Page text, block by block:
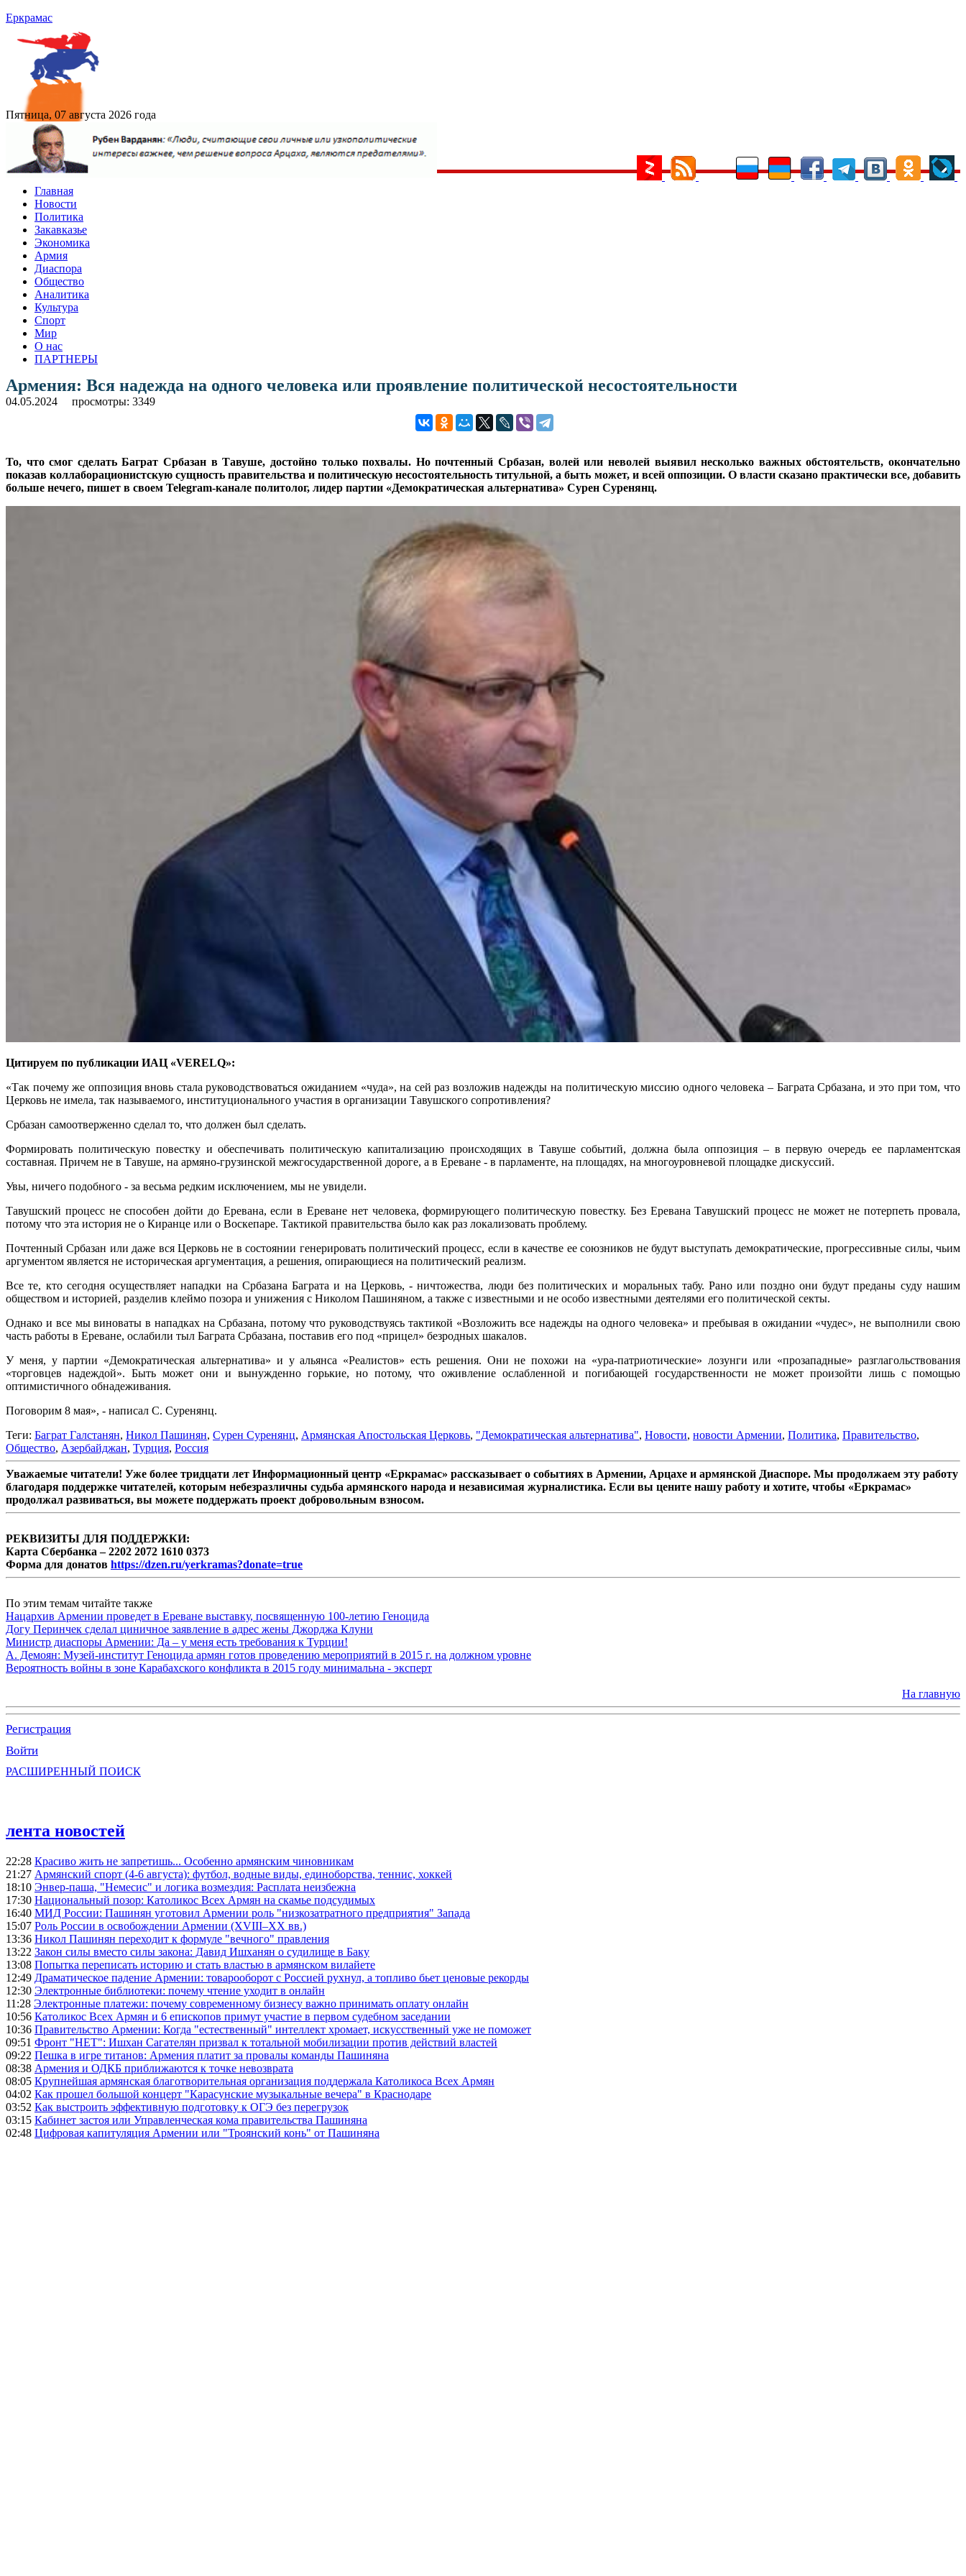
Еркрамас
Пятница, 07 августа 2026 года
Главная
Новости
Политика
Закавказье
Экономика
Армия
Диаспора
Общество
Аналитика
Культура
Спорт
Мир
О нас
ПАРТНЕРЫ
Армения: Вся надежда на одного человека или проявление политической несостоятельности
04.05.2024 просмотры: 3349
То, что смог сделать Баграт Србазан в Тавуше, достойно только похвалы. Но почтенный Србазан, волей или неволей выявил несколько важных обстоятельств, окончательно
показав коллаборационистскую сущность правительства и политическую несостоятельность титульной, а быть может, и всей оппозиции. О власти сказано практически все, добавить
больше нечего, пишет в своем Telegram-канале политолог, лидер партии «Демократическая альтернатива» Сурен Суренянц.
Цитируем по публикации ИАЦ «VERELQ»:
«Так почему же оппозиция вновь стала руководствоваться ожиданием «чуда», на сей раз возложив надежды на политическую миссию одного человека – Баграта Србазана, и это при том, что
Церковь не имела, так называемого, институционального участия в организации Тавушского сопротивления?
Србазан самоотверженно сделал то, что должен был сделать.
Формировать политическую повестку и обеспечивать политическую капитализацию происходящих в Тавуше событий, должна была оппозиция – в первую очередь ее парламентская
составная. Причем не в Тавуше, на армяно-грузинской межгосударственной дороге, а в Ереване - в парламенте, на площадях, на многоуровневой площадке дискуссий.
Увы, ничего подобного - за весьма редким исключением, мы не увидели.
Тавушский процесс не способен дойти до Еревана, если в Ереване нет человека, формирующего политическую повестку. Без Еревана Тавушский процесс не может не потерпеть провала,
потому что эта история не о Киранце или о Воскепаре. Тактикой правительства было как раз локализовать проблему.
Почтенный Србазан или даже вся Церковь не в состоянии генерировать политический процесс, если в качестве ее союзников не будут выступать демократические, прогрессивные силы, чьим
аргументом является не историческая аргументация, а решения, опирающиеся на политический реализм.
Все те, кто сегодня осуществляет нападки на Србазана Баграта и на Церковь, - ничтожества, люди без политических и моральных табу. Рано или поздно они будут преданы суду нашим
обществом и историей, разделив клеймо позора и унижения с Николом Пашиняном, а также с известными и не особо известными деятелями его политической секты.
Однако и все мы виноваты в нападках на Србазана, потому что руководствуясь тактикой «Возложить все надежды на одного человека» и пребывая в ожидании «чудес», не выполнили свою
часть работы в Ереване, ослабили тыл Баграта Србазана, поставив его под «прицел» безродных шакалов.
У меня, у партии «Демократическая альтернатива» и у альянса «Реалистов» есть решения. Они не похожи на «ура-патриотические» лозунги или «прозападные» разглагольствования
«торговцев надеждой». Быть может они и вынужденно горькие, но потому, что оживление ослабленной и погибающей государственности не может произойти лишь с помощью
оптимистичного обнадеживания.
Поговорим 8 мая», - написал С. Суренянц.
Теги: Баграт Галстанян, Никол Пашинян, Сурен Суренянц, Армянская Апостольская Церковь, "Демократическая альтернатива", Новости, новости Армении, Политика, Правительство,
Общество, Азербайджан, Турция, Россия
Уважаемые читатели! Уже более тридцати лет Информационный центр «Еркрамас» рассказывает о событиях в Армении, Арцахе и армянской Диаспоре. Мы продолжаем эту работу
благодаря поддержке читателей, которым небезразличны судьба армянского народа и независимая журналистика. Если вы цените нашу работу и хотите, чтобы «Еркрамас»
продолжал развиваться, вы можете поддержать проект добровольным взносом.
РЕКВИЗИТЫ ДЛЯ ПОДДЕРЖКИ:
Карта Сбербанка – 2202 2072 1610 0373
Форма для донатов https://dzen.ru/yerkramas?donate=true
По этим темам читайте также
Нацархив Армении проведет в Ереване выставку, посвященную 100-летию Геноцида
Догу Перинчек сделал циничное заявление в адрес жены Джорджа Клуни
Министр диаспоры Армении: Да – у меня есть требования к Турции!
А. Демоян: Музей-институт Геноцида армян готов проведению мероприятий в 2015 г. на должном уровне
Вероятность войны в зоне Карабахского конфликта в 2015 году минимальна - эксперт
На главную
Регистрация
Войти
РАСШИРЕННЫЙ ПОИСК
лента новостей
22:28 Красиво жить не запретишь... Особенно армянским чиновникам
21:27 Армянский спорт (4-6 августа): футбол, водные виды, единоборства, теннис, хоккей
18:10 Энвер-паша, "Немесис" и логика возмездия: Расплата неизбежна
17:30 Национальный позор: Католикос Всех Армян на скамье подсудимых
16:40 МИД России: Пашинян уготовил Армении роль "низкозатратного предприятия" Запада
15:07 Роль России в освобождении Армении (XVIII–XX вв.)
13:36 Никол Пашинян переходит к формуле "вечного" правления
13:22 Закон силы вместо силы закона: Давид Ишханян о судилище в Баку
13:08 Попытка переписать историю и стать властью в армянском вилайете
12:49 Драматическое падение Армении: товарооборот с Россией рухнул, а топливо бьет ценовые рекорды
12:30 Электронные библиотеки: почему чтение уходит в онлайн
11:28 Электронные платежи: почему современному бизнесу важно принимать оплату онлайн
10:56 Католикос Всех Армян и 6 епископов примут участие в первом судебном заседании
10:36 Правительство Армении: Когда "естественный" интеллект хромает, искусственный уже не поможет
09:51 Фронт "НЕТ": Ишхан Сагателян призвал к тотальной мобилизации против действий властей
09:22 Пешка в игре титанов: Армения платит за провалы команды Пашиняна
08:38 Армения и ОДКБ приближаются к точке невозврата
08:05 Крупнейшая армянская благотворительная организация поддержала Католикоса Всех Армян
04:02 Как прошел большой концерт "Карасунские музыкальные вечера" в Краснодаре
03:52 Как выстроить эффективную подготовку к ОГЭ без перегрузок
03:15 Кабинет застоя или Управленческая кома правительства Пашиняна
02:48 Цифровая капитуляция Армении или "Троянский конь" от Пашиняна